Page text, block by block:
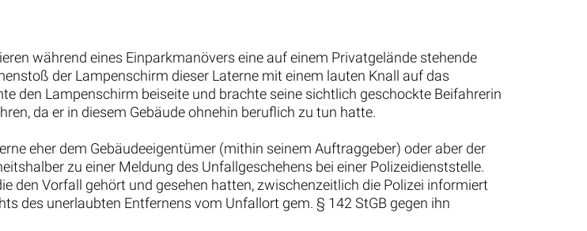
während eines Einparkmanövers eine auf einem Privatgelände stehende
der Lampenschirm dieser Laterne mit einem lauten Knall auf das
den Lampenschirm beiseite und brachte seine sichtlich geschockte Beifahrerin
da er in diesem Gebäude ohnehin beruflich zu tun hatte.
eher dem Gebäudeeigentümer (mithin seinem Auftraggeber) oder aber der
zu einer Meldung des Unfallgeschehens bei einer Polizeidienststelle.
den Vorfall gehört und gesehen hatten, zwischenzeitlich die Polizei informiert
des unerlaubten Entfernens vom Unfallort gem. § 142 StGB gegen ihn